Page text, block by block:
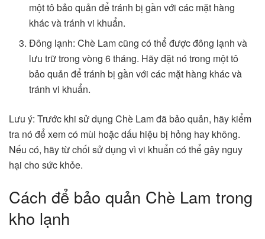
một tô bảo quản để tránh bị gần với các mặt hàng
khác và tránh vi khuẩn.
Đông lạnh: Chè Lam cũng có thể được đông lạnh và
lưu trữ trong vòng 6 tháng. Hãy đặt nó trong một tô
bảo quản để tránh bị gần với các mặt hàng khác và
tránh vi khuẩn.
Lưu ý: Trước khi sử dụng Chè Lam đã bảo quản, hãy kiểm
tra nó để xem có mùi hoặc dấu hiệu bị hỏng hay không.
Nếu có, hãy từ chối sử dụng vì vi khuẩn có thể gây nguy
hại cho sức khỏe.
Cách để bảo quản Chè Lam trong
kho lạnh